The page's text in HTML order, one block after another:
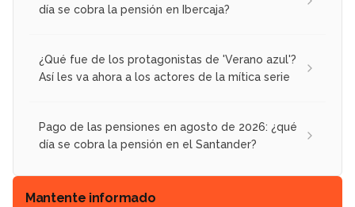
día se cobra la pensión en Ibercaja?
¿Qué fue de los protagonistas de 'Verano azul'?
Así les va ahora a los actores de la mítica serie
Pago de las pensiones en agosto de 2026: ¿qué
día se cobra la pensión en el Santander?
Mantente informado